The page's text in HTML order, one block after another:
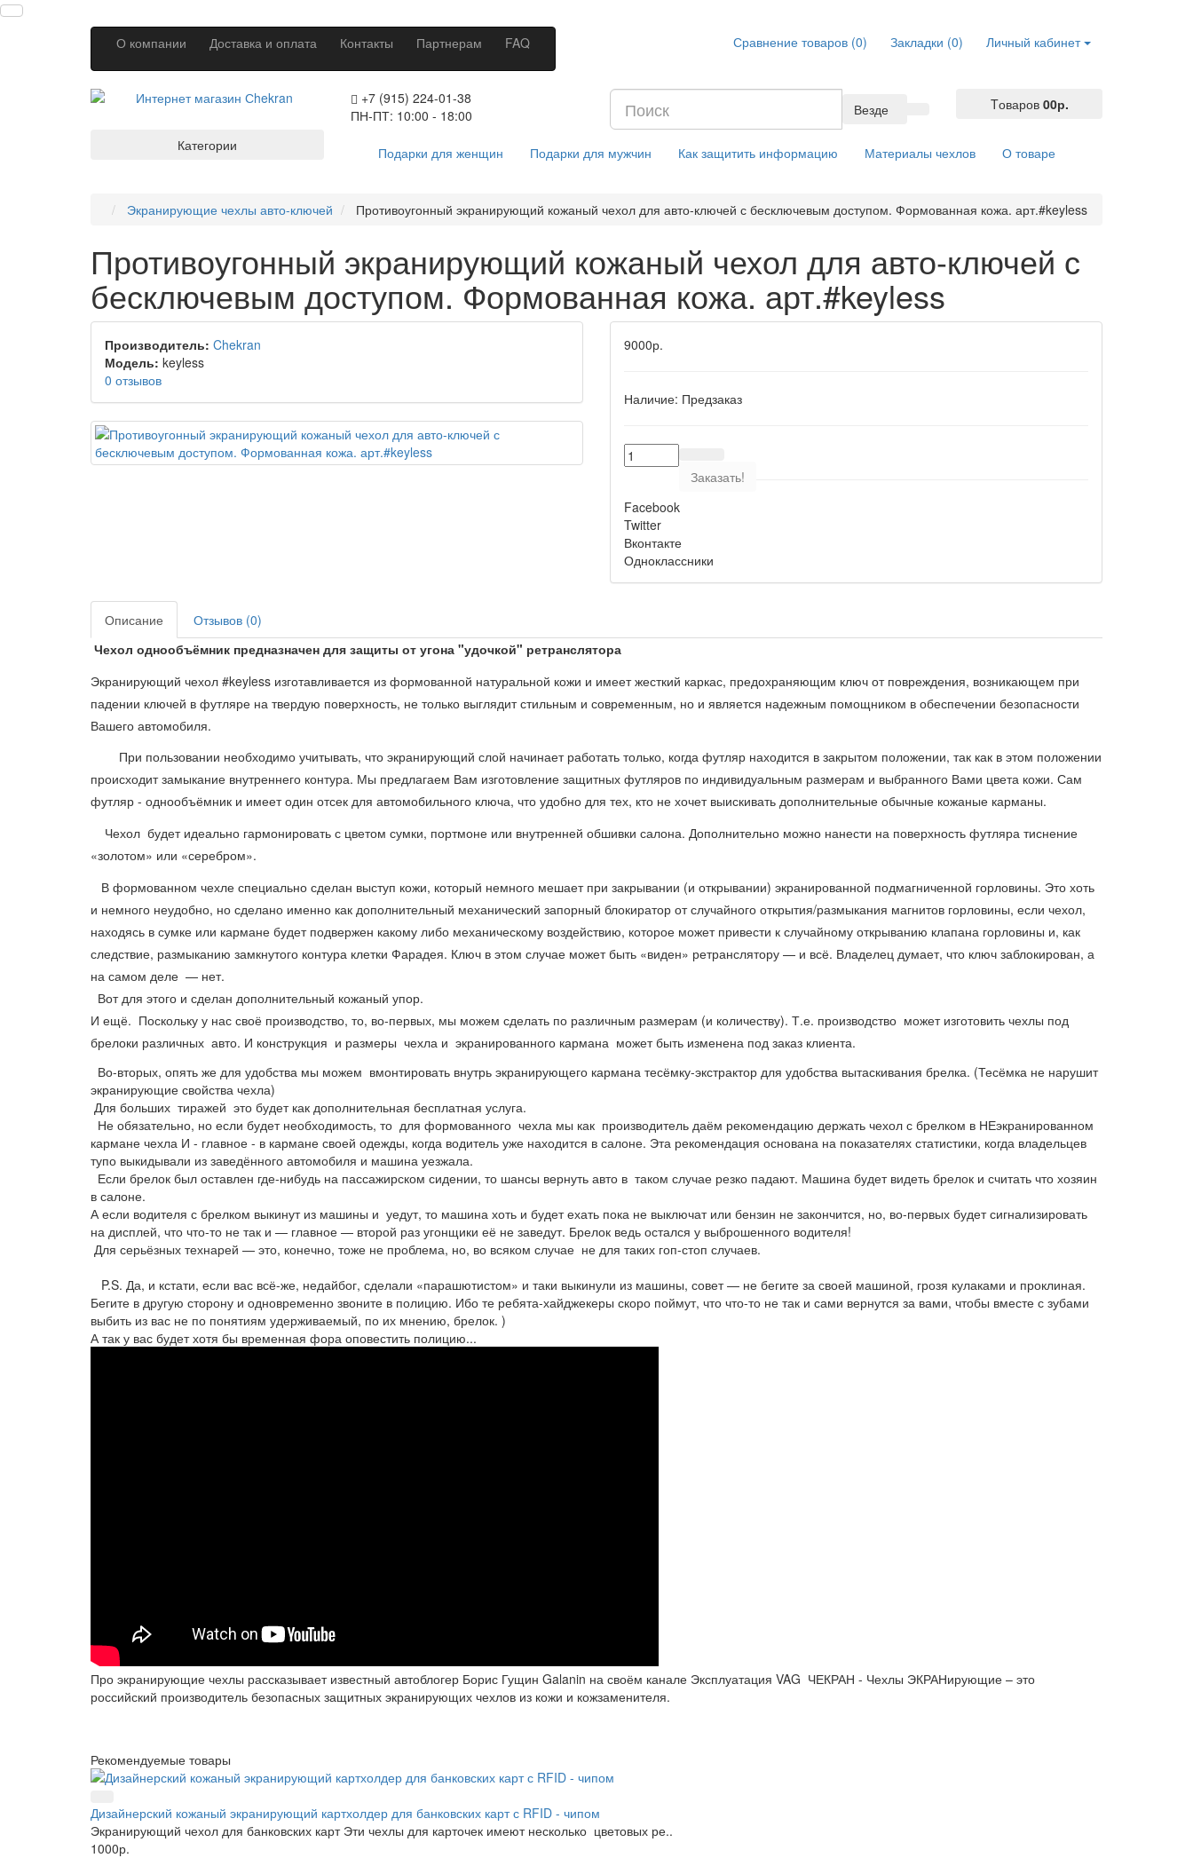
О компании Доставка и оплата Контакты Партнерам FAQ Личный кабинет
Закладки (0)
Сравнение товаров (0)
+7 (915) 224-01-38
ПН-ПТ: 10:00 - 18:00
Везде Tоваров 00р.
Подарки для женщин Подарки для мужчин Как защитить информацию Материалы чехлов О товаре
Категории
Экранирующие чехлы авто-ключей Противоугонный экранирующий кожаный чехол для авто-ключей с бесключевым доступом. Формованная кожа. арт.#keyless
Противоугонный экранирующий кожаный чехол для авто-ключей с
бесключевым доступом. Формованная кожа. арт.#keyless
Производитель: Chekran
Модель: keyless
0 отзывов
9000р.
Наличие: Предзаказ
Заказать!
Facebook
Twitter
Вконтакте
Одноклассники
Описание
Отзывов (0)
Чехол однообъёмник предназначен для защиты от угона "удочкой" ретранслятора
Экранирующий чехол #keyless изготавливается из формованной натуральной кожи и имеет жесткий каркас, предохраняющим ключ от повреждения, возникающем при
падении ключей в футляре на твердую поверхность, не только выглядит стильным и современным, но и является надежным помощником в обеспечении безопасности
Вашего автомобиля.
При пользовании необходимо учитывать, что экранирующий слой начинает работать только, когда футляр находится в закрытом положении, так как в этом положении
происходит замыкание внутреннего контура. Мы предлагаем Вам изготовление защитных футляров по индивидуальным размерам и выбранного Вами цвета кожи. Сам
футляр - однообъёмник и имеет один отсек для автомобильного ключа, что удобно для тех, кто не хочет выискивать дополнительные обычные кожаные карманы.
Чехол будет идеально гармонировать с цветом сумки, портмоне или внутренней обшивки салона. Дополнительно можно нанести на поверхность футляра тиснение
«золотом» или «серебром».
В формованном чехле специально сделан выступ кожи, который немного мешает при закрывании (и открывании) экранированной подмагниченной горловины. Это хоть
и немного неудобно, но сделано именно как дополнительный механический запорный блокиратор от случайного открытия/размыкания магнитов горловины, если чехол,
находясь в сумке или кармане будет подвержен какому либо механическому воздействию, которое может привести к случайному открыванию клапана горловины и, как
следствие, размыканию замкнутого контура клетки Фарадея. Ключ в этом случае может быть «виден» ретранслятору — и всё. Владелец думает, что ключ заблокирован, а
на самом деле — нет.
Вот для этого и сделан дополнительный кожаный упор.
И ещё. Поскольку у нас своё производство, то, во-первых, мы можем сделать по различным размерам (и количеству). Т.е. производство может изготовить чехлы под
брелоки различных авто. И конструкция и размеры чехла и экранированного кармана может быть изменена под заказ клиента.
Во-вторых, опять же для удобства мы можем вмонтировать внутрь экранирующего кармана тесёмку-экстрактор для удобства вытаскивания брелка. (Тесёмка не нарушит
экранирующие свойства чехла)
Для больших тиражей это будет как дополнительная бесплатная услуга.
Не обязательно, но если будет необходимость, то для формованного чехла мы как производитель даём рекомендацию держать чехол с брелком в НЕэкранированном
кармане чехла И - главное - в кармане своей одежды, когда водитель уже находится в салоне. Эта рекомендация основана на показателях статистики, когда владельцев
тупо выкидывали из заведённого автомобиля и машина уезжала.
Если брелок был оставлен где-нибудь на пассажирском сидении, то шансы вернуть авто в таком случае резко падают. Машина будет видеть брелок и считать что хозяин
в салоне.
А если водителя с брелком выкинут из машины и уедут, то машина хоть и будет ехать пока не выключат или бензин не закончится, но, во-первых будет сигнализировать
на дисплей, что что-то не так и — главное — второй раз угонщики её не заведут. Брелок ведь остался у выброшенного водителя!
Для серьёзных технарей — это, конечно, тоже не проблема, но, во всяком случае не для таких гоп-стоп случаев.
P.S. Да, и кстати, если вас всё-же, недайбог, сделали «парашютистом» и таки выкинули из машины, совет — не бегите за своей машиной, грозя кулаками и проклиная.
Бегите в другую сторону и одновременно звоните в полицию. Ибо те ребята-хайджекеры скоро поймут, что что-то не так и сами вернутся за вами, чтобы вместе с зубами
выбить из вас не по понятиям удерживаемый, по их мнению, брелок. )
А так у вас будет хотя бы временная фора оповестить полицию...
Про экранирующие чехлы рассказывает известный автоблогер Борис Гущин Galanin на своём канале Эксплуатация VAG ЧЕКРАН - Чехлы ЭКРАНирующие – это
российский производитель безопасных защитных экранирующих чехлов из кожи и кожзаменителя.
Рекомендуемые товары
Дизайнерский кожаный экранирующий картхолдер для банковских карт с RFID - чипом
Экранирующий чехол для банковских карт Эти чехлы для карточек имеют несколько цветовых ре..
1000р.